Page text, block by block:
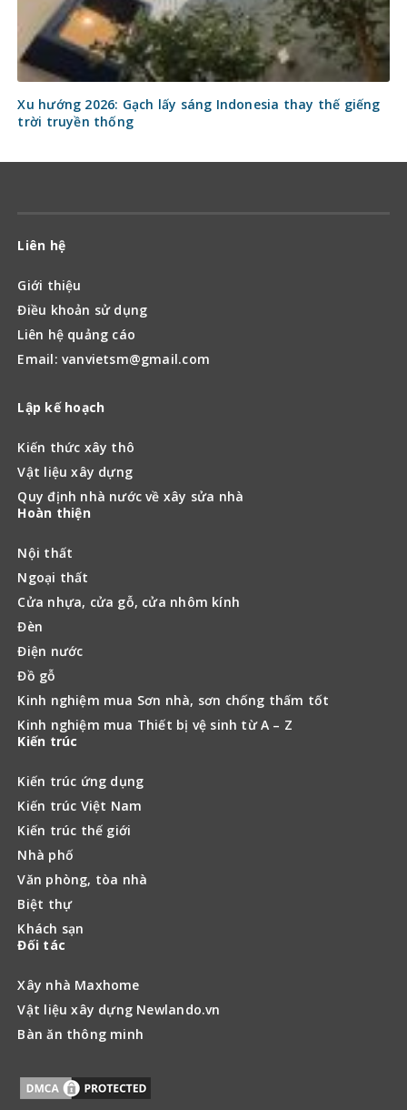
Xu hướng 2026: Gạch lấy sáng Indonesia thay thế giếng
trời truyền thống
Liên hệ
Giới thiệu
Điều khoản sử dụng
Liên hệ quảng cáo
Email: vanvietsm@gmail.com
Lập kế hoạch
Kiến thức xây thô
Vật liệu xây dựng
Quy định nhà nước về xây sửa nhà
Hoàn thiện
Nội thất
Ngoại thất
Cửa nhựa, cửa gỗ, cửa nhôm kính
Đèn
Điện nước
Đồ gỗ
Kinh nghiệm mua Sơn nhà, sơn chống thấm tốt
Kinh nghiệm mua Thiết bị vệ sinh từ A – Z
Kiến trúc
Kiến trúc ứng dụng
Kiến trúc Việt Nam
Kiến trúc thế giới
Nhà phố
Văn phòng, tòa nhà
Biệt thự
Khách sạn
Đối tác
Xây nhà Maxhome
Vật liệu xây dựng Newlando.vn
Bàn ăn thông minh